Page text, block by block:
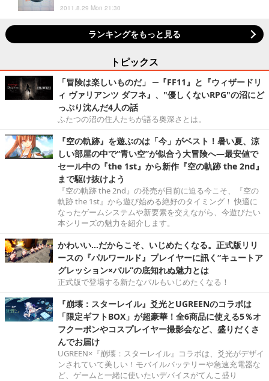
2011.8.29 Mon 21:30
ランキングをもっと見る
トピックス
「冒険は楽しいものだ」 ─『FF11』と『ウィザードリ
ィ ヴァリアンツ ダフネ』、"優しくないRPG"の沼にど
っぷり沈んだ4人の話
ふたつの沼の住人たちが語る奥深さとは。
『空の軌跡』を遊ぶのは「今」がベスト！暑い夏、涼
しい部屋の中で“青い空”が似合う大冒険へ―最安値で
セール中の『the 1st』から新作『空の軌跡 the 2nd』
まで駆け抜けよう
『空の軌跡 the 2nd』の発売が目前に迫る今こそ、『空の
軌跡 the 1st』から遊び始める絶好のタイミング！ 快適に
なったゲームシステムや新要素を交えながら、今遊びたい
本シリーズの魅力を紹介します。
かわいい…だからこそ、いじめたくなる。正式版リリ
ースの『パルワールド』プレイヤーに訊く“キュートア
グレッション×パル”の底知れぬ魅力とは
正式版で登場する新たなパルもいじめたくなる！
『崩壊：スターレイル』爻光とUGREENのコラボは
「限定ギフトBOX」が超豪華！全6商品に使える5％オ
フクーポンやコスプレイヤー撮影会など、盛りだくさ
んでお届け
UGREEN×『崩壊：スターレイル』コラボは、爻光がデザイ
ンされていて美しい！モバイルバッテリーや急速充電器な
ど、ゲームと一緒に使いたいデバイスがてんこ盛り